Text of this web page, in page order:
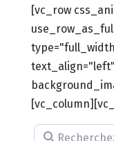
[vc_row
text_align="left"
Recherchez